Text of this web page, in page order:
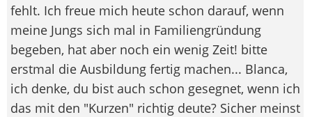
fehlt. Ich freue mich heute schon darauf, wenn
meine Jungs sich mal in Familiengründung
begeben, hat aber noch ein wenig Zeit! bitte
erstmal die Ausbildung fertig machen... Blanca,
ich denke, du bist auch schon gesegnet, wenn ich
das mit den "Kurzen" richtig deute? Sicher meinst